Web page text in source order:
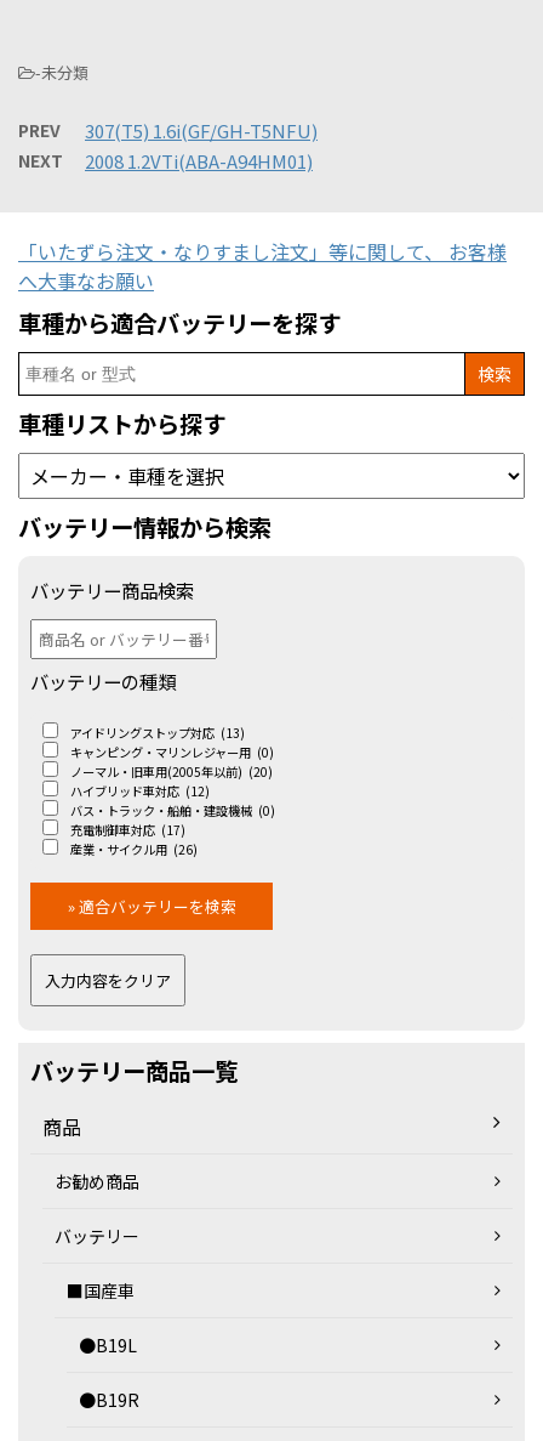
-未分類
PREV 307(T5) 1.6i(GF/GH-T5NFU)
NEXT 2008 1.2VTi(ABA-A94HM01)
「いたずら注文・なりすまし注文」等に関して、 お客様
へ大事なお願い
車種から適合バッテリーを探す
Search
for:
車種リストから探す
バッテリー情報から検索
バッテリー商品検索
バッテリーの種類
アイドリングストップ対応 (13)
キャンピング・マリンレジャー用 (0)
ノーマル・旧車用(2005年以前) (20)
ハイブリッド車対応 (12)
バス・トラック・船舶・建設機械 (0)
充電制御車対応 (17)
産業・サイクル用 (26)
バッテリー商品一覧
商品
お勧め商品
バッテリー
■国産車
●B19L
●B19R